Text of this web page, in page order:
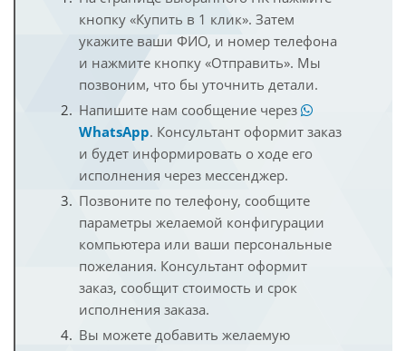
кнопку «Купить в 1 клик». Затем
укажите ваши ФИО, и номер телефона
и нажмите кнопку «Отправить». Мы
позвоним, что бы уточнить детали.
Напишите нам сообщение через
WhatsApp. Консультант оформит заказ
и будет информировать о ходе его
исполнения через мессенджер.
Позвоните по телефону, сообщите
параметры желаемой конфигурации
компьютера или ваши персональные
пожелания. Консультант оформит
заказ, сообщит стоимость и срок
исполнения заказа.
Вы можете добавить желаемую